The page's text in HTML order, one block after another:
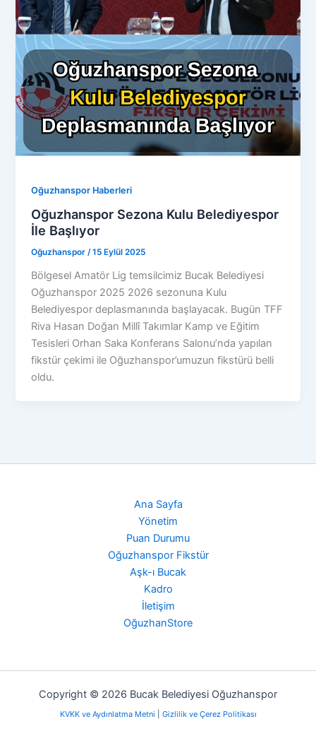
Oğuzhanspor Haberleri
Oğuzhanspor Sezona Kulu Belediyespor
İle Başlıyor
Oğuzhanspor/15 Eylül 2025
Bölgesel Amatör Lig temsilcimiz Bucak Belediyesi
Oğuzhanspor 2025 2026 sezonuna Kulu
Belediyespor deplasmanında başlayacak. Bugün TFF
Riva Hasan Doğan Millî Takımlar Kamp ve Eğitim
Tesisleri Orhan Saka Konferans Salonu’nda yapılan
fikstür çekimi ile Oğuzhanspor’umuzun fikstürü belli
oldu.
Ana Sayfa
Yönetim
Puan Durumu
Oğuzhanspor Fikstür
Aşk-ı Bucak
Kadro
İletişim
OğuzhanStore
Copyright © 2026 Bucak Belediyesi Oğuzhanspor
KVKK ve Aydınlatma Metni Gizlilik ve Çerez Politikası